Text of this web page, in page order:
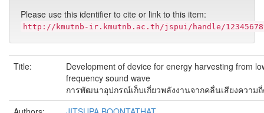
Please use this identifier to cite or link to this item:
http://kmutnb-ir.kmutnb.ac.th/jspui/handle/
Title:
Development of device for energy harvesting from
frequency sound wave
การพัฒนาอุปกรณ์เก็บเกี่ยวพลังงานจากคลื่นเสียงความ